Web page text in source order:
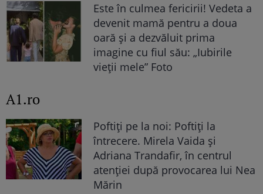
Este în culmea fericirii! Vedeta a
devenit mamă pentru a doua
oară și a dezvăluit prima
imagine cu fiul său: „Iubirile
vieții mele” Foto
A1.ro
Poftiți pe la noi: Poftiți la
întrecere. Mirela Vaida și
Adriana Trandafir, în centrul
atenției după provocarea lui Nea
Mărin